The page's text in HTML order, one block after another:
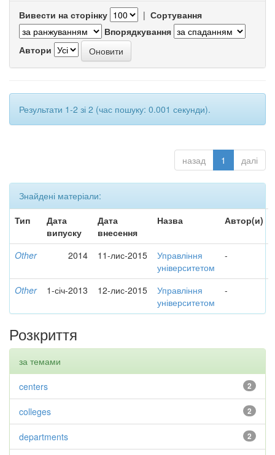
Вивести на сторінку | Сортування
Впорядкування
Автори
Результати 1-2 зі 2 (час пошуку: 0.001 секунди).
назад 1 далі
Знайдені матеріали:
Тип
Дата
випуску
Дата
внесення
Назва Автор(и)
Other 2014 11-лис-2015
Управління
університетом
-
Other 1-січ-2013 12-лис-2015
Управління
університетом
-
Розкриття
за темами
2
centers
2
colleges
2
departments